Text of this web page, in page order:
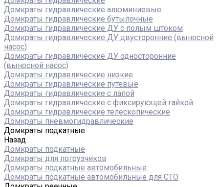
Домкраты гидравлические алюминиевые
Домкраты гидравлические бутылочные
Домкраты гидравлические ДУ c полым штоком
Домкраты гидравлические ДУ двусторонние (выносной
насос)
Домкраты гидравлические ДУ односторонние
(выносной насос)
Домкраты гидравлические низкие
Домкраты гидравлические путевые
Домкраты гидравлические с лапой
Домкраты гидравлические с фиксирующей гайкой
Домкраты гидравлические телескопические
Домкраты пневмогидравлические
Домкраты подкатные
Назад
Домкраты подкатные
Домкраты для погрузчиков
Домкраты подкатные автомобильные
Домкраты подкатные автомобильные для СТО